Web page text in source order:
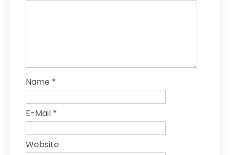
Name *
E-Mail *
Website